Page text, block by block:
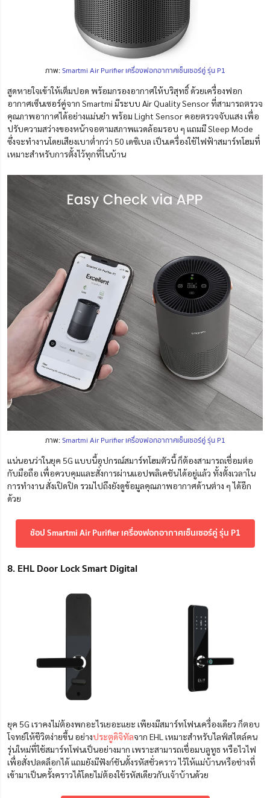
ภาพ:Smartmi Air Purifier เครื่องฟอกอากาศเซ็นเซอร์คู่ รุ่น P1
สูดหายใจเข้าให้เต็มปอด พร้อมกรองอากาศให้บริสุทธิ์ ด้วยเครื่องฟอก
อากาศเซ็นเซอร์คู่จาก Smartmi มีระบบ Air Quality Sensor ที่สามารถตรวจ
คุณภาพอากาศได้อย่างแม่นยำ พร้อม Light Sensor คอยตรวจจับแสง เพื่อ
ปรับความสว่างของหน้าจอตามสภาพแวดล้อมรอบ ๆ แถมมี Sleep Mode
ซึ่งจะทำงานโดยเสียงเบาต่ำกว่า 50 เดซิเบล เป็นเครื่องใช้ไฟฟ้าสมาร์ทโฮมที่
เหมาะสำหรับการตั้งไว้ทุกที่ในบ้าน
ภาพ:Smartmi Air Purifier เครื่องฟอกอากาศเซ็นเซอร์คู่ รุ่น P1
แน่นอนว่าในยุค 5G แบบนี้อุปกรณ์สมาร์ทโฮมตัวนี้ ก็ต้องสามารถเชื่อมต่อ
กับมือถือ เพื่อควบคุมและสั่งการผ่านแอปพลิเคชันได้อยู่แล้ว ทั้งตั้งเวลาใน
การทำงาน สั่งเปิดปิด รวมไปถึงยังดูข้อมูลคุณภาพอากาศด้านต่าง ๆ ได้อีก
ด้วย
ช้อป Smartmi Air Purifier เครื่องฟอกอากาศเซ็นเซอร์คู่ รุ่น P1
8. EHL Door Lock Smart Digital
ยุค 5G เราคงไม่ต้องพกอะไรเยอะแยะ เพียงมีสมาร์ทโฟนเครื่องเดียว ก็ตอบ
โจทย์ให้ชีวิตง่ายขึ้น อย่างประตูดิจิทัลจาก EHL เหมาะสำหรับไลฟ์สไตล์คน
รุ่นใหม่ที่ใช้สมาร์ทโฟนเป็นอย่างมาก เพราะสามารถเชื่อมบลูทูธหรือไวไฟ
เพื่อสั่งปลดล็อกได้ แถมยังมีฟังก์ชันตั้งรหัสชั่วคราว ไว้ให้แม่บ้านหรือช่างที่
เข้ามาเป็นครั้งคราวได้โดยไม่ต้องใช้รหัสเดียวกับเจ้าบ้านด้วย